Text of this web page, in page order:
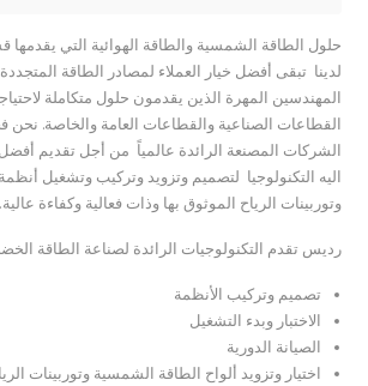
حلول الطاقة الشمسية والطاقة الهوائية التي يقدمها
لدينا تبقى أفضل خيار العملاء لمصادر الطاقة
المهندسين المهرة الذين يقدمون حلول متكاملة
القطاعات الصناعية والقطاعات العامة والخاصة. نحن
الشركات المصنعة الرائدة عالمياً من أجل تقديم
اليه التكنولوجيا لتصميم وتزويد وتركيب وتشغيل
وتوربينات الرياح الموثوق بها وذات فعالية وكفاءة عالية.
رديس تقدم التكنولوجيات الرائدة لصناعة الطاقة
تصميم وتركيب الأنظمة
الاختبار وبدء التشغيل
الصيانة الدورية
اختيار وتزويد ألواح الطاقة الشمسية وتوربينات